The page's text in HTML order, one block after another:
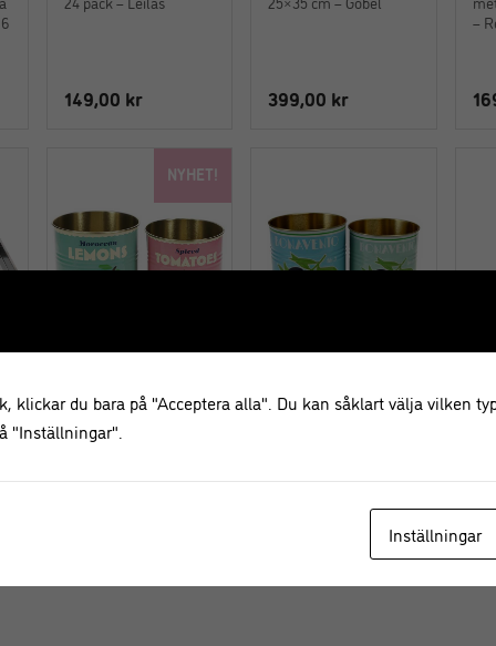
149,00 kr 399,00 kr
–
NYHET!
Plåtburk i set om 2 –
Lemon Tomatoes
klickar du bara på "Acceptera alla". Du kan såklart välja vilken
"Inställningar".
Inställningar